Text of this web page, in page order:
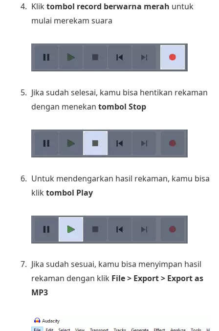
Kliktombol record berwarna merah untuk
mulai merekam suara
Jika sudah selesai, kamu bisa hentikan rekaman
dengan menekan tombol Stop
Untuk mendengarkan hasil rekaman, kamu bisa
kliktombol Play
Jika sudah sesuai, kamu bisa menyimpan hasil
rekaman dengan klik File > Export > Export as
MP3